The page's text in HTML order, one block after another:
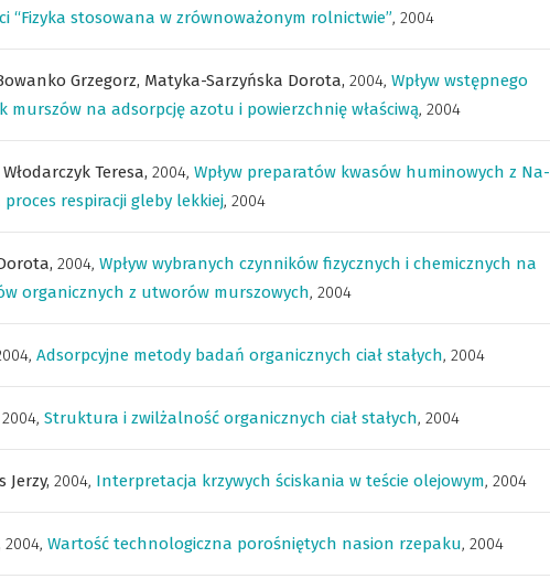
“Fizyka stosowana w zrównoważonym rolnictwie”, 2004
Grzegorz, Matyka-Sarzyńska Dorota, 2004, Wpływ wstępnego
murszów na adsorpcję azotu i powierzchnię właściwą, 2004
Włodarczyk Teresa, 2004, Wpływ preparatów kwasów huminowych z Na-
respiracji gleby lekkiej, 2004
2004, Wpływ wybranych czynników fizycznych i chemicznych na
organicznych z utworów murszowych, 2004
, Adsorpcyjne metody badań organicznych ciał stałych, 2004
2004, Struktura i zwilżalność organicznych ciał stałych, 2004
Jerzy, 2004, Interpretacja krzywych ściskania w teście olejowym, 2004
2004, Wartość technologiczna porośniętych nasion rzepaku, 2004